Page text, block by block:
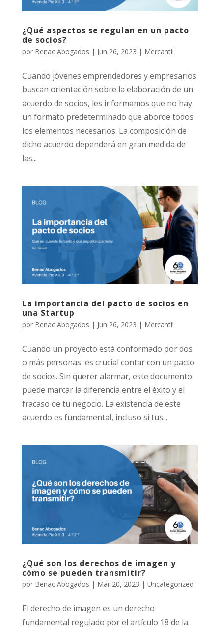
¿Qué aspectos se regulan en un pacto
de socios?
por Benac Abogados | Jun 26, 2023 | Mercantil
Cuando jóvenes emprendedores y empresarios
buscan orientación sobre la elaboración de un
acuerdo de socios, les informamos que no hay
un formato predeterminado que aborde todos
los elementos necesarios. La composición de
dicho acuerdo dependerá en gran medida de
las...
La importancia del pacto de socios en
una Startup
por Benac Abogados | Jun 26, 2023 | Mercantil
Cuando un proyecto está conformado por dos
o más personas, es crucial contar con un pacto
de socios. Sin querer alarmar, este documento
puede marcar la diferencia entre el éxito y el
fracaso de tu negocio. La existencia de este
acuerdo es fundamental, incluso si tus...
¿Qué son los derechos de imagen y
cómo se pueden transmitir?
por Benac Abogados | Mar 20, 2023 | Uncategorized
El derecho de imagen es un derecho
fundamental regulado por el artículo 18 de la